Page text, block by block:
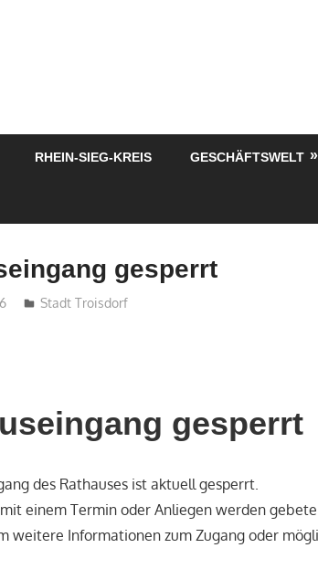
RHEIN-SIEG-KREIS GESCHÄFTSWELT
gesperrt
treffpunkt
Stadt Troisdorf
gesperrt
des Rathauses ist aktuell gesperrt.
einem Termin oder Anliegen werden
weitere Informationen zum Zugang oder